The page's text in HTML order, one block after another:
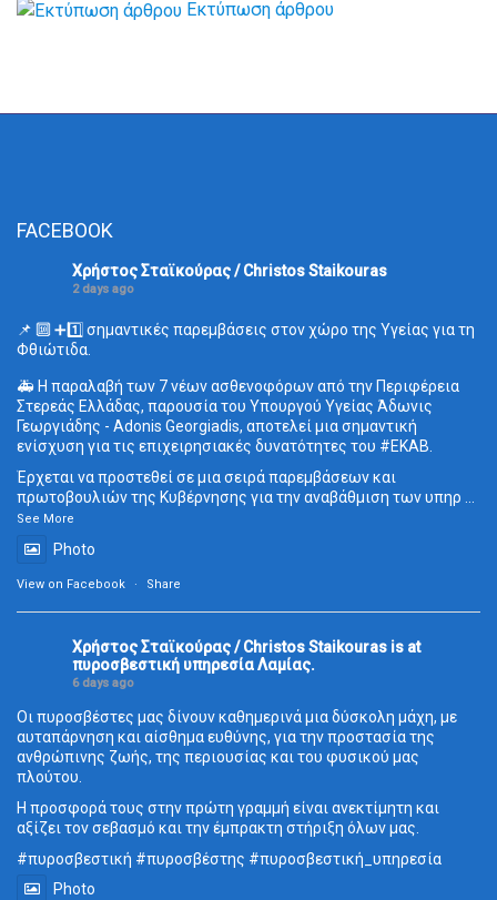
Εκτύπωση άρθρου
FACEBOOK
Χρήστος Σταϊκούρας / Christos Staikouras
2 days ago
📌 🔟 ➕1️⃣ σημαντικές παρεμβάσεις στον χώρο της Υγείας για τη
Φθιώτιδα.
🚑 Η παραλαβή των 7 νέων ασθενοφόρων από την Περιφέρεια
Στερεάς Ελλάδας, παρουσία του Υπουργού Υγείας Άδωνις
Γεωργιάδης - Adonis Georgiadis, αποτελεί μια σημαντική
ενίσχυση για τις επιχειρησιακές δυνατότητες του #ΕΚΑΒ.
Έρχεται να προστεθεί σε μια σειρά παρεμβάσεων και
πρωτοβουλιών της Κυβέρνησης για την αναβάθμιση των υπηρ ...
See More
Photo
View on Facebook · Share
Χρήστος Σταϊκούρας / Christos Staikouras is at
πυροσβεστική υπηρεσία Λαμίας.
6 days ago
Οι πυροσβέστες μας δίνουν καθημερινά μια δύσκολη μάχη, με
αυταπάρνηση και αίσθημα ευθύνης, για την προστασία της
ανθρώπινης ζωής, της περιουσίας και του φυσικού μας
πλούτου.
Η προσφορά τους στην πρώτη γραμμή είναι ανεκτίμητη και
αξίζει τον σεβασμό και την έμπρακτη στήριξη όλων μας.
#πυροσβεστική #πυροσβέστης #πυροσβεστική_ υπηρεσία
Photo